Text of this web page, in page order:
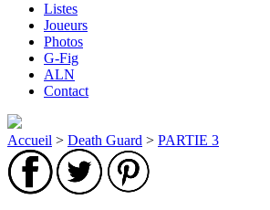
Listes
Joueurs
Photos
G-Fig
ALN
Contact
Accueil > Death Guard > PARTIE 3